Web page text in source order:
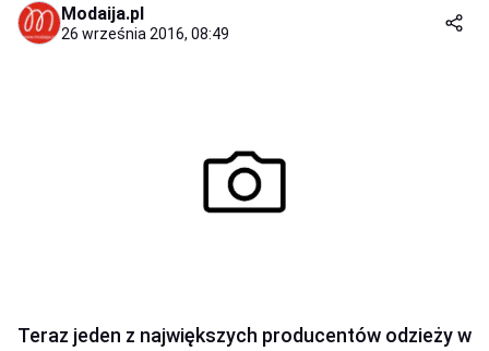
Modaija.pl
26 września 2016, 08:49
Teraz jeden z największych producentów odzieży w